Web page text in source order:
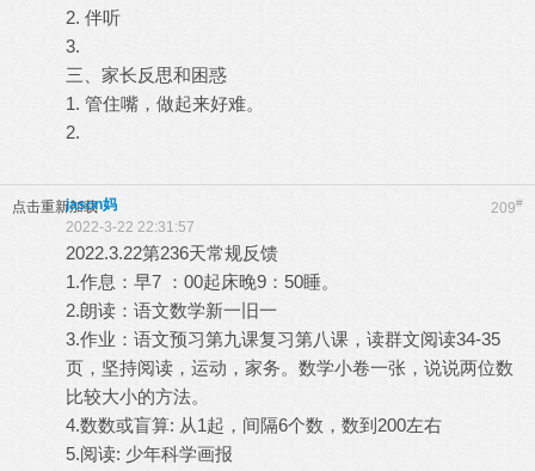
2. 伴听
3.
三、家长反思和困惑
1. 管住嘴，做起来好难。
2.
点击重新加载 209#
jason妈
2022-3-22 22:31:57
2022.3.22第236天常规反馈
1.作息：早7 ：00起床晚9：50睡。
2.朗读：语文数学新一旧一
3.作业：语文预习第九课复习第八课，读群文阅读34-35
页，坚持阅读，运动，家务。数学小卷一张，说说两位数
比较大小的方法。
4.数数或盲算: 从1起，间隔6个数，数到200左右
5.阅读: 少年科学画报